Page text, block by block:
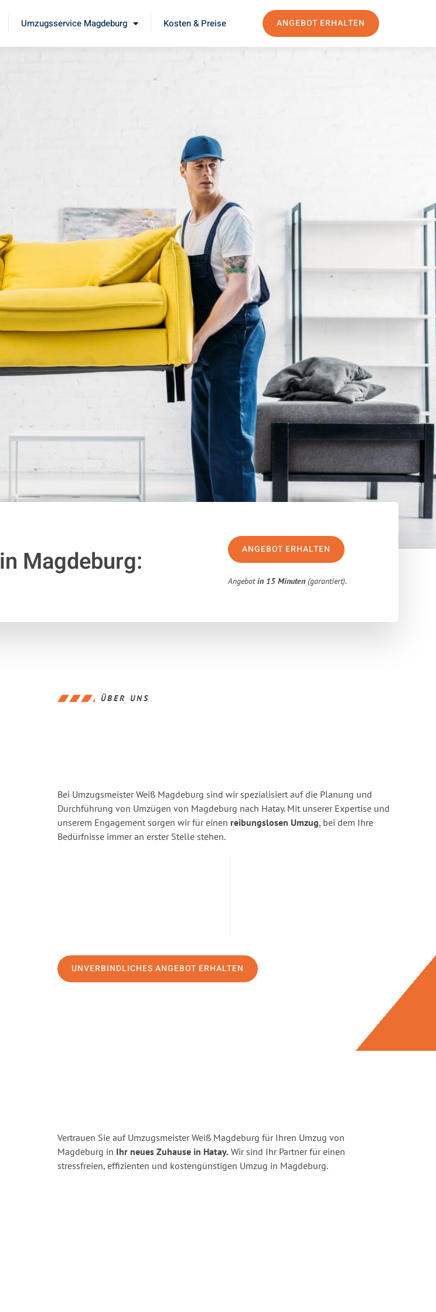
Umzugsservice Magdeburg Kosten & Preise ANGEBOT ERHALTEN
in Magdeburg: ANGEBOT ERHALTEN
Angebotin 15 Minuten (garantiert).
ÜBER UNS
Bei Umzugsmeister Weiß Magdeburg sind wir spezialisiert auf die Planung und
Durchführung von Umzügen von Magdeburg nach Hatay. Mit unserer Expertise und
unserem Engagement sorgen wir für einen reibungslosen Umzug, bei dem Ihre
Bedürfnisse immer an erster Stelle stehen.
UNVERBINDLICHES ANGEBOT ERHALTEN
Vertrauen Sie auf Umzugsmeister Weiß Magdeburg für Ihren Umzug von
Magdeburg in Ihr neues Zuhause in Hatay. Wir sind Ihr Partner für einen
stressfreien, effizienten und kostengünstigen Umzug in Magdeburg.